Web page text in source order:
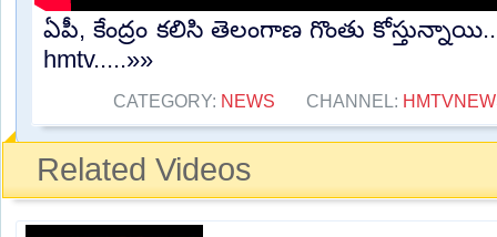
ఏపీ, కేంద్రం కలిసి తెలంగాణ గొంతు కోస్తున్నాయి..
hmtv.....»»
CATEGORY: NEWS CHANNEL:
Related Videos